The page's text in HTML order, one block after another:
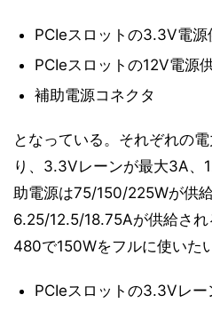
PCIeスロットの3.3V電源
PCIeスロットの12V電源
補助電源コネクタ
となっている。それぞれの
り、3.3Vレーンが最大3A、
助電源は75/150/225Wが供
6.25/12.5/18.75Aが供給さ
480で150Wをフルに使いた
PCIeスロットの3.3Vレー